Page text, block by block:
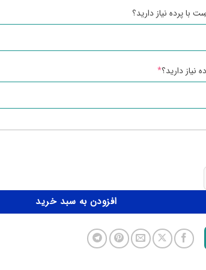
با پرده نیاز دارید؟
نیاز دارید؟*
افزودن به سبد خرید